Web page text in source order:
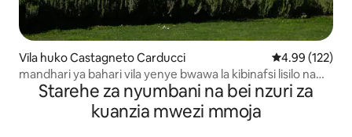
Vila huko Castagneto Carducci Ukadiriaji wa
4.99 (122)
mandhari ya bahari vila yenye bwawa la kibinafsi lisilo na
kikomo
Starehe za nyumbani na bei nzuri za
kuanzia mwezi mmoja